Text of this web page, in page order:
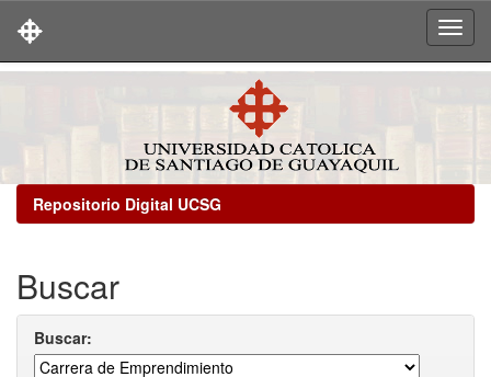
Repositorio Digital UCSG
Buscar
Buscar: